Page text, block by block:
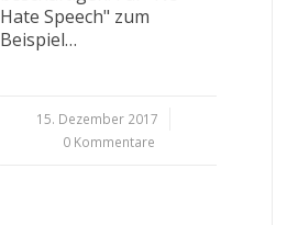
Hate Speech" zum
Beispiel…
15. Dezember 2017
/
0 Kommentare